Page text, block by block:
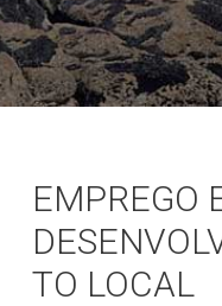
EMPREGO
TO LOCAL